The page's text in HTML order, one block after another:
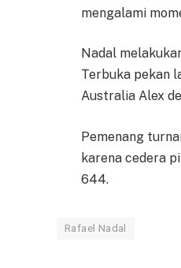
mengalami
Nadal
Terbuka pekan
Australia Alex
Pemenang
karena cedera
644.
Rafael Nadal